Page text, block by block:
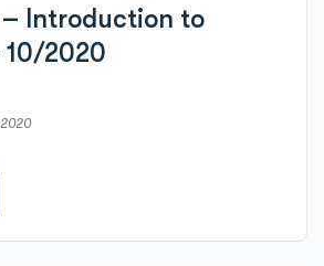
Introduction to
2020